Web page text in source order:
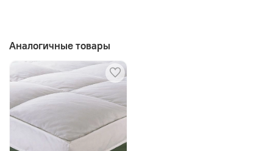
Аналогичные товары